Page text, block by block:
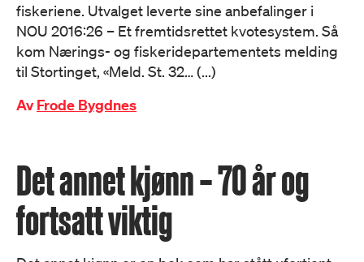
fiskeriene. Utvalget leverte sine anbefalinger i
NOU 2016:26 – Et fremtidsrettet kvotesystem. Så
kom Nærings- og fiskeridepartementets melding
til Stortinget, «Meld. St. 32… (...)
AvFrode Bygdnes
Det annet kjønn – 70 år og
fortsatt viktig